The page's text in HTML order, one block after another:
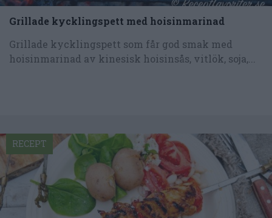
Grillade kycklingspett med hoisinmarinad
Grillade kycklingspett som får god smak med
hoisinmarinad av kinesisk hoisinsås, vitlök, soja,...
RECEPT